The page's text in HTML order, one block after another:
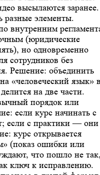
высылаются заранее.
разные элементы.
внутренним
(юридические
но одновременно
сотрудников без
Решение: объединить
«человеческий язык»
на две части.
порядок или
если курс начинать с
если с практики —
курс открывается
(показ ошибки или
что пошло не
ключ к исправлению.